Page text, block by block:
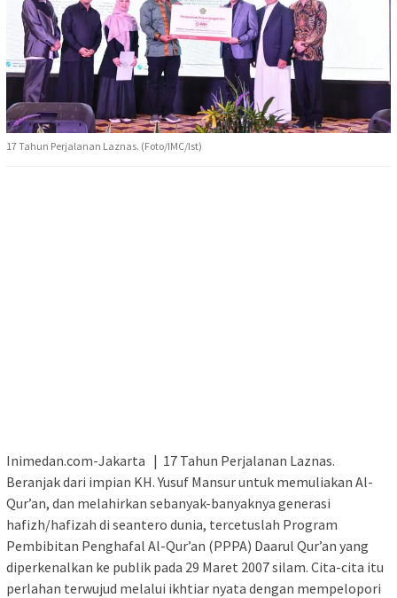
17 Tahun Perjalanan Laznas. (Foto/IMC/Ist)
Inimedan.com-Jakarta | 17 Tahun Perjalanan Laznas.
Beranjak dari impian KH. Yusuf Mansur untuk memuliakan Al-
Qur’an, dan melahirkan sebanyak-banyaknya generasi
hafizh/hafizah di seantero dunia, tercetuslah Program
Pembibitan Penghafal Al-Qur’an (PPPA) Daarul Qur’an yang
diperkenalkan ke publik pada 29 Maret 2007 silam. Cita-cita itu
perlahan terwujud melalui ikhtiar nyata dengan mempelopori